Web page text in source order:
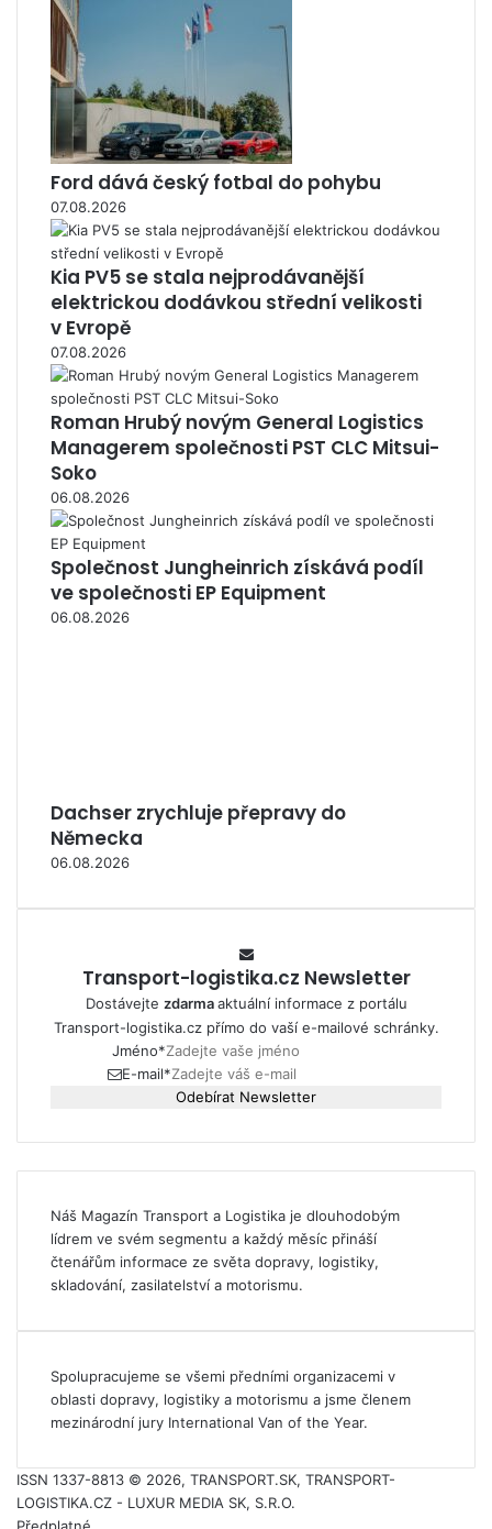
Ford dává český fotbal do pohybu
07.08.2026
Kia PV5 se stala nejprodávanější
elektrickou dodávkou střední velikosti
v Evropě
07.08.2026
Roman Hrubý novým General Logistics
Managerem společnosti PST CLC Mitsui-
Soko
06.08.2026
Společnost Jungheinrich získává podíl
ve společnosti EP Equipment
06.08.2026
Dachser zrychluje přepravy do
Německa
06.08.2026
Transport-logistika.cz Newsletter
Dostávejte zdarmaaktuální informace z portálu
Transport-logistika.cz přímo do vaší e-mailové schránky.
Jméno*
E-mail*
Odebírat Newsletter
Náš Magazín Transport a Logistika je dlouhodobým
lídrem ve svém segmentu a každý měsíc přináší
čtenářům informace ze světa dopravy, logistiky,
skladování, zasilatelství a motorismu.
Spolupracujeme se všemi předními organizacemi v
oblasti dopravy, logistiky a motorismu a jsme členem
mezinárodní jury International Van of the Year.
ISSN 1337-8813 © 2026, TRANSPORT.SK, TRANSPORT-
LOGISTIKA.CZ - LUXUR MEDIA SK, S.R.O.